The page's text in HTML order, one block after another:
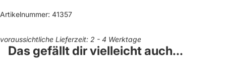
Artikelnummer: 41357
voraussichtliche Lieferzeit: 2 - 4 Werktage
Das gefällt dir vielleicht auch...